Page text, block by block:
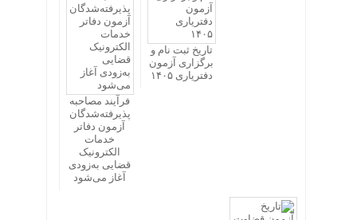
تاریخ ثبت نام و
برگزاری آزمون
دفتریاری ۱۴۰۵
فرآیند مصاحبه
پذیرفته‌شدگان
آزمون دفاتر
خدمات
الکترونیک
قضایی به‌زودی
آغاز می‌شود